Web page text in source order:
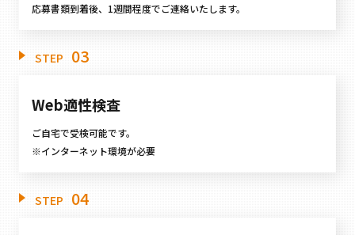
応募書類到着後、1週間程度でご連絡いたします。
STEP 03
Web適性検査
ご自宅で受検可能です。
※インターネット環境が必要
STEP 04